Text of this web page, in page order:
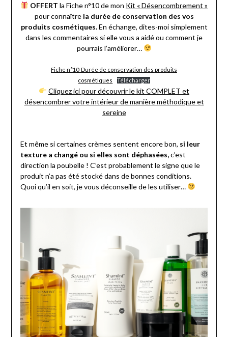
OFFERT la Fiche n°10 de mon Kit « Désencombrement »
pour connaître la durée de conservation des vos
produits cosmétiques.En échange, dites-moi simplement
dans les commentaires si elle vous a aidé ou comment je
pourrais l’améliorer…
Fiche n°10_Durée de conservation des produits
cosmétiques
Télécharger
Cliquez ici pour découvrir le kit COMPLET et
désencombrer votre intérieur de manière méthodique et
sereine
Et même si certaines crèmes sentent encore bon, si leur
texture a changé ou si elles sont déphasées,c’est
direction la poubelle ! C’est probablement le signe que le
produit n’a pas été stocké dans de bonnes conditions.
Quoi qu’il en soit, je vous déconseille de les utiliser…